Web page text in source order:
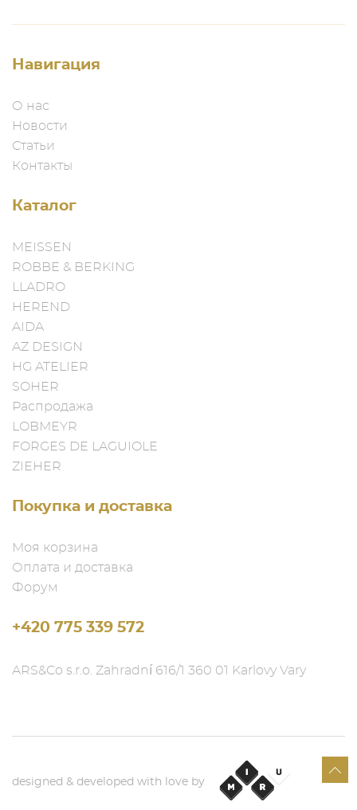
Навигация
О нас
Новости
Статьи
Контакты
Каталог
MEISSEN
ROBBE & BERKING
LLADRO
HEREND
AIDA
AZ DESIGN
HG ATELIER
SOHER
Распродажа
LOBMEYR
FORGES DE LAGUIOLE
ZIEHER
Покупка и доставка
Моя корзина
Оплата и доставка
Форум
+420 775 339 572
ARS&Co s.r.o. Zahradní 616/1 360 01 Karlovy Vary
designed & developed with love by